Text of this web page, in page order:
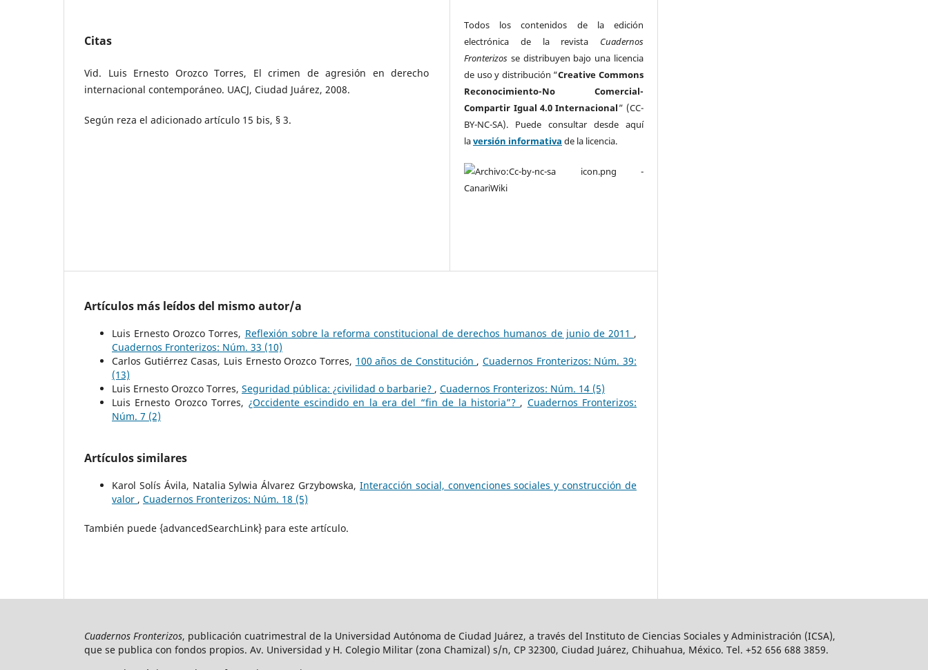
Citas
Vid. Luis Ernesto Orozco Torres, El crimen de agresión en derecho
internacional contemporáneo. UACJ, Ciudad Juárez, 2008.
Según reza el adicionado artículo 15 bis, § 3.
Todos los contenidos de la edición
electrónica de la revista Cuadernos
Fronterizos se distribuyen bajo una licencia
de uso y distribución “Creative Commons
Reconocimiento-No Comercial-
Compartir Igual 4.0 Internacional” (CC-
BY-NC-SA). Puede consultar desde aquí
laversión informativa de la licencia.
Artículos más leídos del mismo autor/a
Luis Ernesto Orozco Torres, Reflexión sobre la reforma constitucional de derechos humanos de junio de 2011 ,
Cuadernos Fronterizos: Núm. 33 (10)
Carlos Gutiérrez Casas, Luis Ernesto Orozco Torres, 100 años de Constitución ,Cuadernos Fronterizos: Núm. 39:
(13)
Luis Ernesto Orozco Torres, Seguridad pública: ¿civilidad o barbarie? , Cuadernos Fronterizos: Núm. 14 (5)
Luis Ernesto Orozco Torres, ¿Occidente escindido en la era del “fin de la historia”? , Cuadernos Fronterizos:
Núm. 7 (2)
Artículos similares
Karol Solís Ávila, Natalia Sylwia Álvarez Grzybowska, Interacción social, convenciones sociales y construcción de
valor , Cuadernos Fronterizos: Núm. 18 (5)
También puede {advancedSearchLink} para este artículo.
Cuadernos Fronterizos, publicación cuatrimestral de la Universidad Autónoma de Ciudad Juárez, a través del Instituto de Ciencias Sociales y Administración (ICSA),
que se publica con fondos propios. Av. Universidad y H. Colegio Militar (zona Chamizal) s/n, CP 32300, Ciudad Juárez, Chihuahua, México. Tel. +52 656 688 3859.